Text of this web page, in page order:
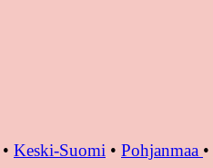
• Keski-Suomi • Pohjanmaa •